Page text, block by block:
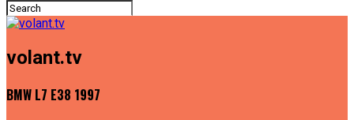
volant.tv
BMW L7 E38 1997